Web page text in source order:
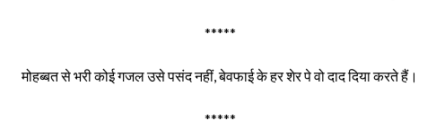
*****
मोहब्बत से भरी कोई गजल उसे पसंद नहीं, बेवफाई के हर शेर पे वो दाद दिया करते हैं।
*****